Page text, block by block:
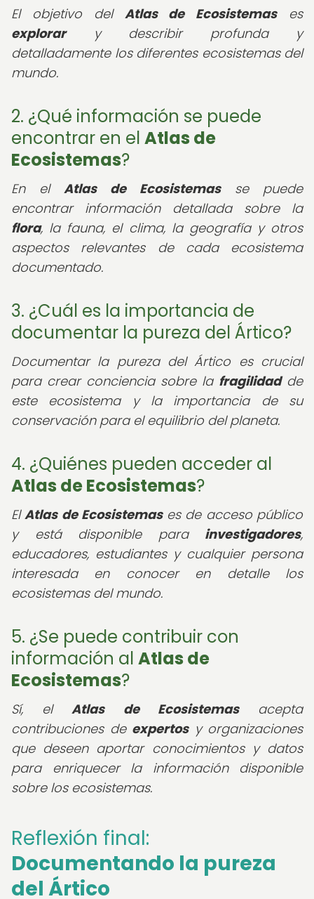
El objetivo del Atlas de Ecosistemases
explorary describir profunda y
detalladamente los diferentes ecosistemas del
mundo.
2. ¿Qué información se puede
encontrar en el Atlas de
Ecosistemas?
En el Atlas de Ecosistemasse puede
encontrar información detallada sobre la
flora, la fauna, el clima, la geografía y otros
aspectos relevantes de cada ecosistema
documentado.
3. ¿Cuál es la importancia de
documentar la pureza del Ártico?
Documentar la pureza del Ártico es crucial
para crear conciencia sobre la fragilidadde
este ecosistema y la importancia de su
conservación para el equilibrio del planeta.
4. ¿Quiénes pueden acceder al
Atlas de Ecosistemas?
ElAtlas de Ecosistemases de acceso público
y está disponible para investigadores,
educadores, estudiantes y cualquier persona
interesada en conocer en detalle los
ecosistemas del mundo.
5. ¿Se puede contribuir con
información al Atlas de
Ecosistemas?
Sí, elAtlas de Ecosistemasacepta
contribuciones de expertosy organizaciones
que deseen aportar conocimientos y datos
para enriquecer la información disponible
sobre los ecosistemas.
Reflexión final:
Documentando la pureza
del Ártico